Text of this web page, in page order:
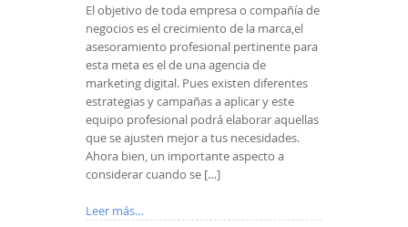
El objetivo de toda empresa o compañía de
negocios es el crecimiento de la marca,el
asesoramiento profesional pertinente para
esta meta es el de una agencia de
marketing digital. Pues existen diferentes
estrategias y campañas a aplicar y este
equipo profesional podrá elaborar aquellas
que se ajusten mejor a tus necesidades.
Ahora bien, un importante aspecto a
considerar cuando se […]
Leer más…